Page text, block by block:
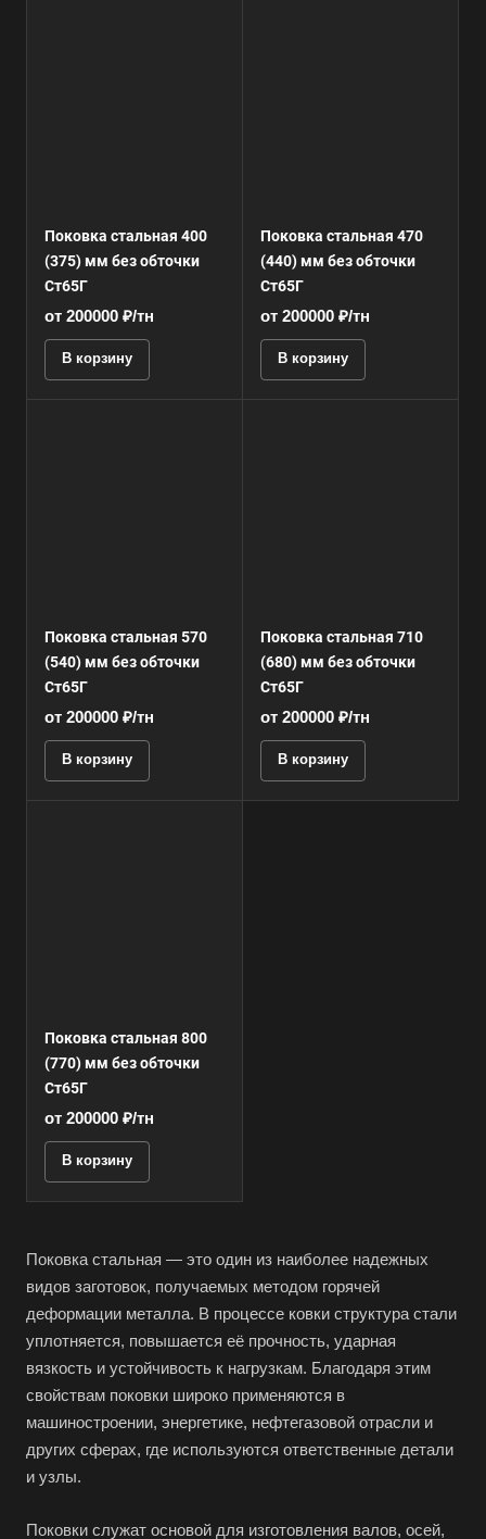
Поковка стальная 400
(375) мм без обточки
Ст65Г
от 200000 ₽/тн
В корзину
Поковка стальная 470
(440) мм без обточки
Ст65Г
от 200000 ₽/тн
В корзину
Поковка стальная 570
(540) мм без обточки
Ст65Г
от 200000 ₽/тн
В корзину
Поковка стальная 710
(680) мм без обточки
Ст65Г
от 200000 ₽/тн
В корзину
Поковка стальная 800
(770) мм без обточки
Ст65Г
от 200000 ₽/тн
В корзину
Поковка стальная — это один из наиболее надежных
видов заготовок, получаемых методом горячей
деформации металла. В процессе ковки структура стали
уплотняется, повышается её прочность, ударная
вязкость и устойчивость к нагрузкам. Благодаря этим
свойствам поковки широко применяются в
машиностроении, энергетике, нефтегазовой отрасли и
других сферах, где используются ответственные детали
и узлы.
Поковки служат основой для изготовления валов, осей,